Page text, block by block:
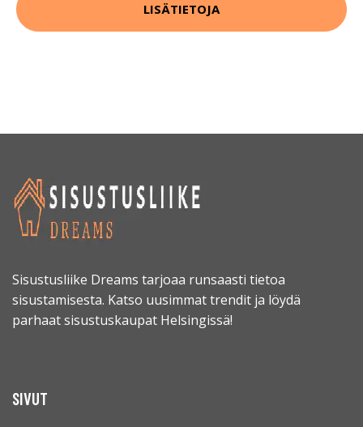
LISÄTIETOJA
Sisustusliike Dreams tarjoaa runsaasti tietoa
sisustamisesta. Katso uusimmat trendit ja löydä
parhaat sisustuskaupat Helsingissä!
SIVUT